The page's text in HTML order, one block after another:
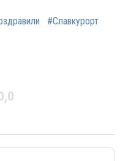
#Славкурорт